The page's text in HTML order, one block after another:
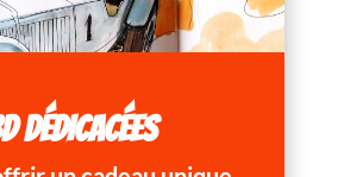
DÉDICACÉES